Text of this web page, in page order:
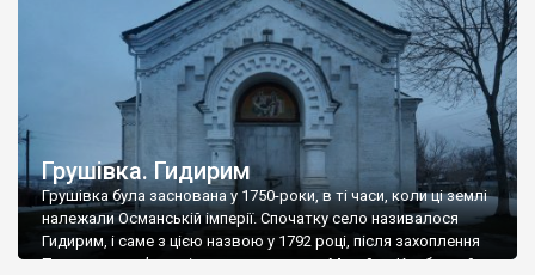
Грушівка. Гидирим
Грушівка була заснована у 1750-роки, в ті часи, коли ці землі
належали Османській імперії. Спочатку село називалося
Гидирим, і саме з цією назвою у 1792 році, після захоплення
Причорномор’я росіянами, село купив Михайло Кумбурлей.